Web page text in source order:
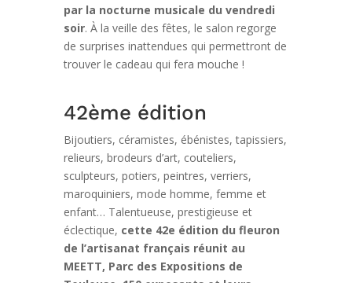
par la nocturne musicale du vendredi
soir. À la veille des fêtes, le salon regorge
de surprises inattendues qui permettront de
trouver le cadeau qui fera mouche !
42ème édition
Bijoutiers, céramistes, ébénistes, tapissiers,
relieurs, brodeurs d’art, couteliers,
sculpteurs, potiers, peintres, verriers,
maroquiniers, mode homme, femme et
enfant… Talentueuse, prestigieuse et
éclectique, cette 42e édition du fleuron
de l’artisanat français réunit au
MEETT, Parc des Expositions de